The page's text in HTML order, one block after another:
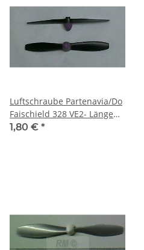
Luftschraube Partenavia/Do
Faischield 328 VE2- Länge
125 mm
1,80 € *